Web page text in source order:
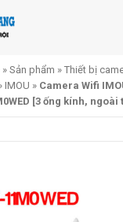
» Sản phẩm » Thiết bị
IMOU » Camera Wifi
[3 ống kính, ngoài